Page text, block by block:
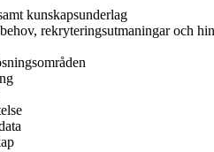
kunskapsunderlag
rekryteringsutmaningar och